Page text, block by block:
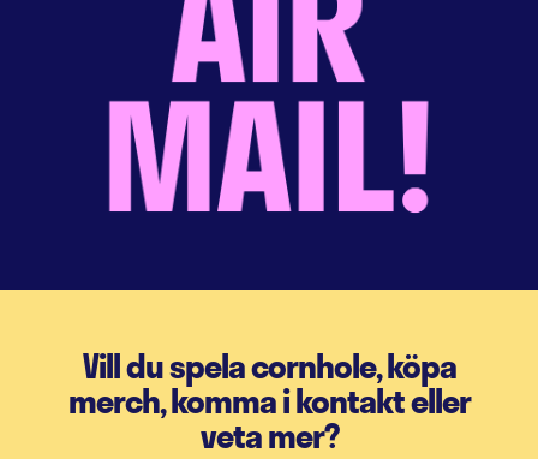
Vill du spela cornhole, köpa
merch, komma i kontakt eller
veta mer?